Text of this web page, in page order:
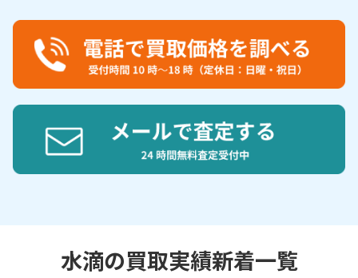
水滴の買取実績新着一覧